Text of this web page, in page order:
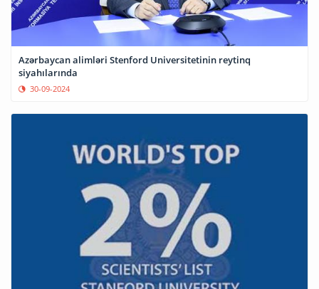
Azərbaycan alimləri Stenford Universitetinin reytinq
siyahılarında
30-09-2024